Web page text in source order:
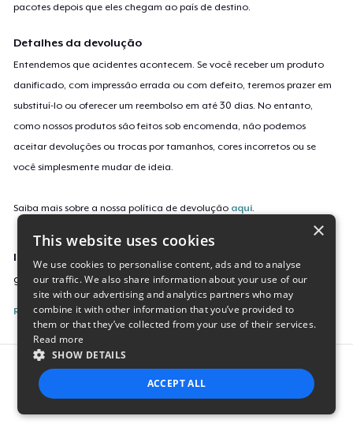
pacotes depois que eles chegam ao país de destino.
Detalhes da devolução
Entendemos que acidentes acontecem. Se você receber um produto
danificado, com impressão errada ou com defeito, teremos prazer em
substituí-lo ou oferecer um reembolso em até 30 dias. No entanto,
como nossos produtos são feitos sob encomenda, não podemos
aceitar devoluções ou trocas por tamanhos, cores incorretos ou se
você simplesmente mudar de ideia.
Saiba mais sobre a nossa política de devolução aqui
Identificação da campanha
grad-sticker
Reporte esta Campanha
Report this product
×
This website uses cookies
We use cookies to personalise content, ads and to analyse
our traffic. We also share information about your use of our
site with our advertising and analytics partners who may
combine it with other information that you’ve provided to
them or that they’ve collected from your use of their services.
Read more
SHOW DETAILS
ACCEPT ALL
STRICTLY NECESSARY PERFORMANCE